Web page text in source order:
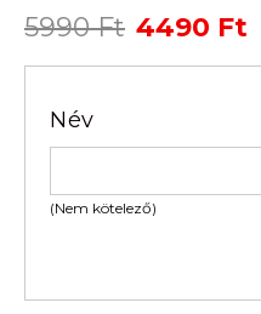
5990Ft Original
4490 Ft
Név
(Nem kötelező)